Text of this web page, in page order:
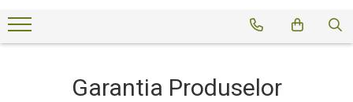
Miere 500g
Garantia Produselor